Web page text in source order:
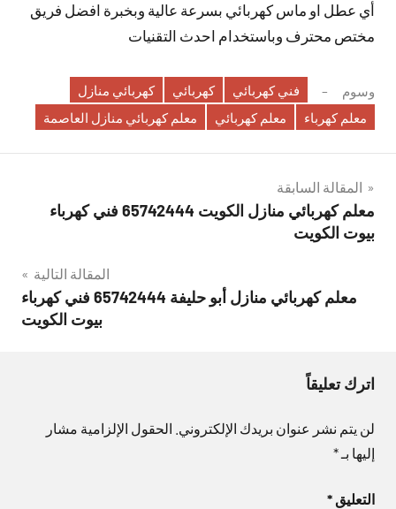
أي عطل او ماس كهربائي بسرعة عالية وبخبرة افضل فريق
مختص محترف وباستخدام احدث التقنيات
وسوم فني كهربائي كهربائي
كهربائي منازل
معلم كهرباء
معلم كهربائي معلم كهربائي منازل العاصمة
تصفّح
المقالات
المقالة السابقة
معلم كهربائي منازل الكويت 65742444 فني كهرباء
بيوت الكويت
المقالة التالية
معلم كهربائي منازل أبو حليفة 65742444 فني كهرباء
بيوت الكويت
اترك تعليقاً
لن يتم نشر عنوان بريدك الإلكتروني. الحقول الإلزامية مشار
إليها بـ*
التعليق *